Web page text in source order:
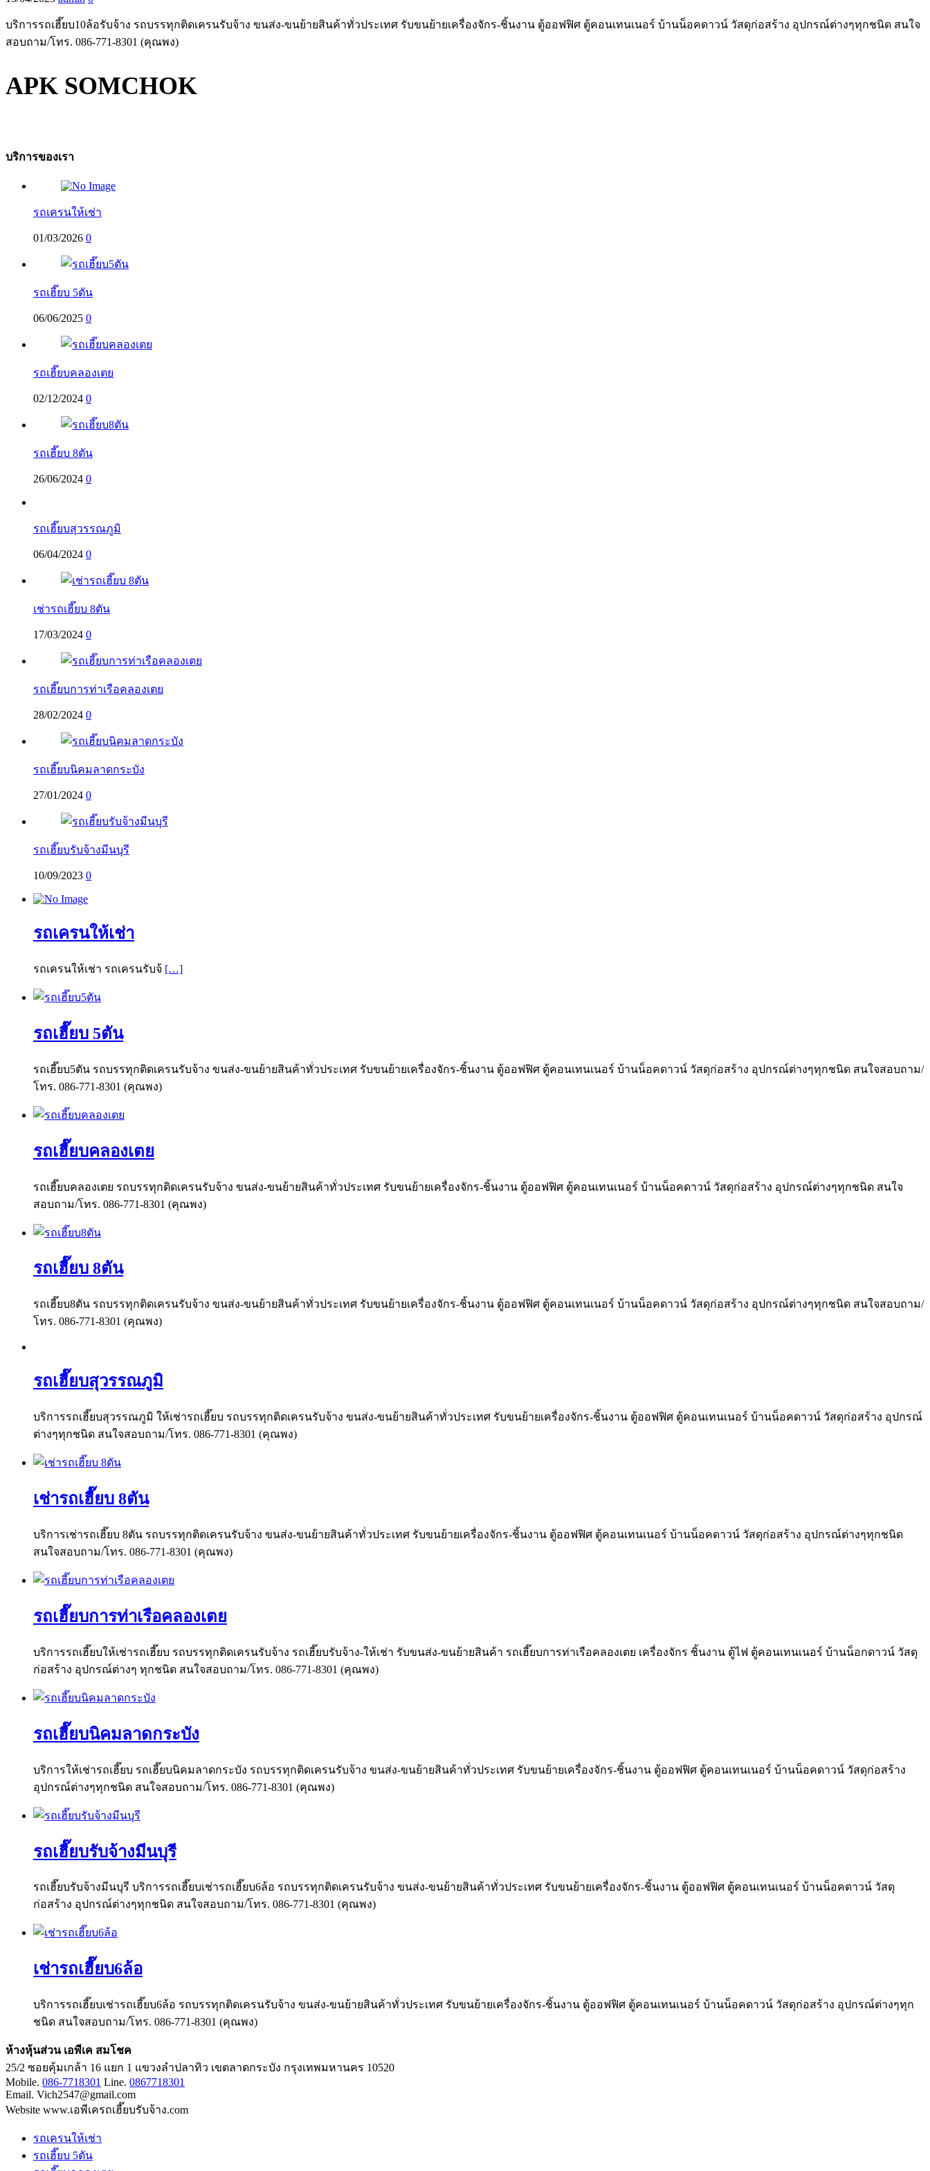
บริการรถเฮี๊ยบ10ล้อรับจ้าง รถบรรทุกติดเครนรับจ้าง ขนส่ง-ขนย้ายสินค้าทั่วประเทศ รับขนย้ายเครื่องจักร-ชิ้นงาน ตู้ออฟฟิศ ตู้คอนเทนเนอร์ บ้านน็อคดาวน์ วัสดุก่อสร้าง อุปกรณ์ต่างๆทุกชนิด สนใจ
สอบถาม/โทร. 086-771-8301 (คุณพง)
APK SOMCHOK
บริการของเรา
รถเครนให้เช่า
01/03/2026 0
รถเฮี๊ยบ 5ตัน
06/06/2025 0
รถเฮี๊ยบคลองเตย
02/12/2024 0
รถเฮี๊ยบ 8ตัน
26/06/2024 0
รถเฮี๊ยบสุวรรณภูมิ
06/04/2024 0
เช่ารถเฮี๊ยบ 8ตัน
17/03/2024 0
รถเฮี๊ยบการท่าเรือคลองเตย
28/02/2024 0
รถเฮี๊ยบนิคมลาดกระบัง
27/01/2024 0
รถเฮี๊ยบรับจ้างมีนบุรี
10/09/2023 0
รถเครนให้เช่า
รถเครนให้เช่า รถเครนรับจ้ […]
รถเฮี๊ยบ 5ตัน
รถเฮี๊ยบ5ตัน รถบรรทุกติดเครนรับจ้าง ขนส่ง-ขนย้ายสินค้าทั่วประเทศ รับขนย้ายเครื่องจักร-ชิ้นงาน ตู้ออฟฟิศ ตู้คอนเทนเนอร์ บ้านน็อคดาวน์ วัสดุก่อสร้าง อุปกรณ์ต่างๆทุกชนิด สนใจสอบถาม/
โทร. 086-771-8301 (คุณพง)
รถเฮี๊ยบคลองเตย
รถเฮี๊ยบคลองเตย รถบรรทุกติดเครนรับจ้าง ขนส่ง-ขนย้ายสินค้าทั่วประเทศ รับขนย้ายเครื่องจักร-ชิ้นงาน ตู้ออฟฟิศ ตู้คอนเทนเนอร์ บ้านน็อคดาวน์ วัสดุก่อสร้าง อุปกรณ์ต่างๆทุกชนิด สนใจ
สอบถาม/โทร. 086-771-8301 (คุณพง)
รถเฮี๊ยบ 8ตัน
รถเฮี๊ยบ8ตัน รถบรรทุกติดเครนรับจ้าง ขนส่ง-ขนย้ายสินค้าทั่วประเทศ รับขนย้ายเครื่องจักร-ชิ้นงาน ตู้ออฟฟิศ ตู้คอนเทนเนอร์ บ้านน็อคดาวน์ วัสดุก่อสร้าง อุปกรณ์ต่างๆทุกชนิด สนใจสอบถาม/
โทร. 086-771-8301 (คุณพง)
รถเฮี๊ยบสุวรรณภูมิ
บริการรถเฮี๊ยบสุวรรณภูมิ ให้เช่ารถเฮี๊ยบ รถบรรทุกติดเครนรับจ้าง ขนส่ง-ขนย้ายสินค้าทั่วประเทศ รับขนย้ายเครื่องจักร-ชิ้นงาน ตู้ออฟฟิศ ตู้คอนเทนเนอร์ บ้านน็อคดาวน์ วัสดุก่อสร้าง อุปกรณ์
ต่างๆทุกชนิด สนใจสอบถาม/โทร. 086-771-8301 (คุณพง)
เช่ารถเฮี๊ยบ 8ตัน
บริการเช่ารถเฮี๊ยบ 8ตัน รถบรรทุกติดเครนรับจ้าง ขนส่ง-ขนย้ายสินค้าทั่วประเทศ รับขนย้ายเครื่องจักร-ชิ้นงาน ตู้ออฟฟิศ ตู้คอนเทนเนอร์ บ้านน็อคดาวน์ วัสดุก่อสร้าง อุปกรณ์ต่างๆทุกชนิด
สนใจสอบถาม/โทร. 086-771-8301 (คุณพง)
รถเฮี๊ยบการท่าเรือคลองเตย
บริการรถเฮี๊ยบให้เช่ารถเฮี๊ยบ รถบรรทุกติดเครนรับจ้าง รถเฮี๊ยบรับจ้าง-ให้เช่า รับขนส่ง-ขนย้ายสินค้า รถเฮี๊ยบการท่าเรือคลองเตย เครื่องจักร ชิ้นงาน ตู้ไฟ ตู้คอนเทนเนอร์ บ้านน็อกดาวน์ วัสดุ
ก่อสร้าง อุปกรณ์ต่างๆ ทุกชนิด สนใจสอบถาม/โทร. 086-771-8301 (คุณพง)
รถเฮี๊ยบนิคมลาดกระบัง
บริการให้เช่ารถเฮี๊ยบ รถเฮี๊ยบนิคมลาดกระบัง รถบรรทุกติดเครนรับจ้าง ขนส่ง-ขนย้ายสินค้าทั่วประเทศ รับขนย้ายเครื่องจักร-ชิ้นงาน ตู้ออฟฟิศ ตู้คอนเทนเนอร์ บ้านน็อคดาวน์ วัสดุก่อสร้าง
อุปกรณ์ต่างๆทุกชนิด สนใจสอบถาม/โทร. 086-771-8301 (คุณพง)
รถเฮี๊ยบรับจ้างมีนบุรี
รถเฮี๊ยบรับจ้างมีนบุรี บริการรถเฮี๊ยบเช่ารถเฮี๊ยบ6ล้อ รถบรรทุกติดเครนรับจ้าง ขนส่ง-ขนย้ายสินค้าทั่วประเทศ รับขนย้ายเครื่องจักร-ชิ้นงาน ตู้ออฟฟิศ ตู้คอนเทนเนอร์ บ้านน็อคดาวน์ วัสดุ
ก่อสร้าง อุปกรณ์ต่างๆทุกชนิด สนใจสอบถาม/โทร. 086-771-8301 (คุณพง)
เช่ารถเฮี๊ยบ6ล้อ
บริการรถเฮี๊ยบเช่ารถเฮี๊ยบ6ล้อ รถบรรทุกติดเครนรับจ้าง ขนส่ง-ขนย้ายสินค้าทั่วประเทศ รับขนย้ายเครื่องจักร-ชิ้นงาน ตู้ออฟฟิศ ตู้คอนเทนเนอร์ บ้านน็อคดาวน์ วัสดุก่อสร้าง อุปกรณ์ต่างๆทุก
ชนิด สนใจสอบถาม/โทร. 086-771-8301 (คุณพง)
ห้างหุ้นส่วน เอพีเค สมโชค
25/2 ซอยคุ้มเกล้า 16 แยก 1 แขวงลำปลาทิว เขตลาดกระบัง กรุงเทพมหานคร 10520
Mobile. 086-7718301 Line. 0867718301
Email. Vich2547@gmail.com
Website www.เอพีเครถเฮี๊ยบรับจ้าง.com
รถเครนให้เช่า
รถเฮี๊ยบ 5ตัน